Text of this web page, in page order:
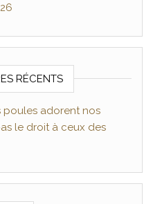
RÉCENTS
poules adorent nos
le droit à ceux des